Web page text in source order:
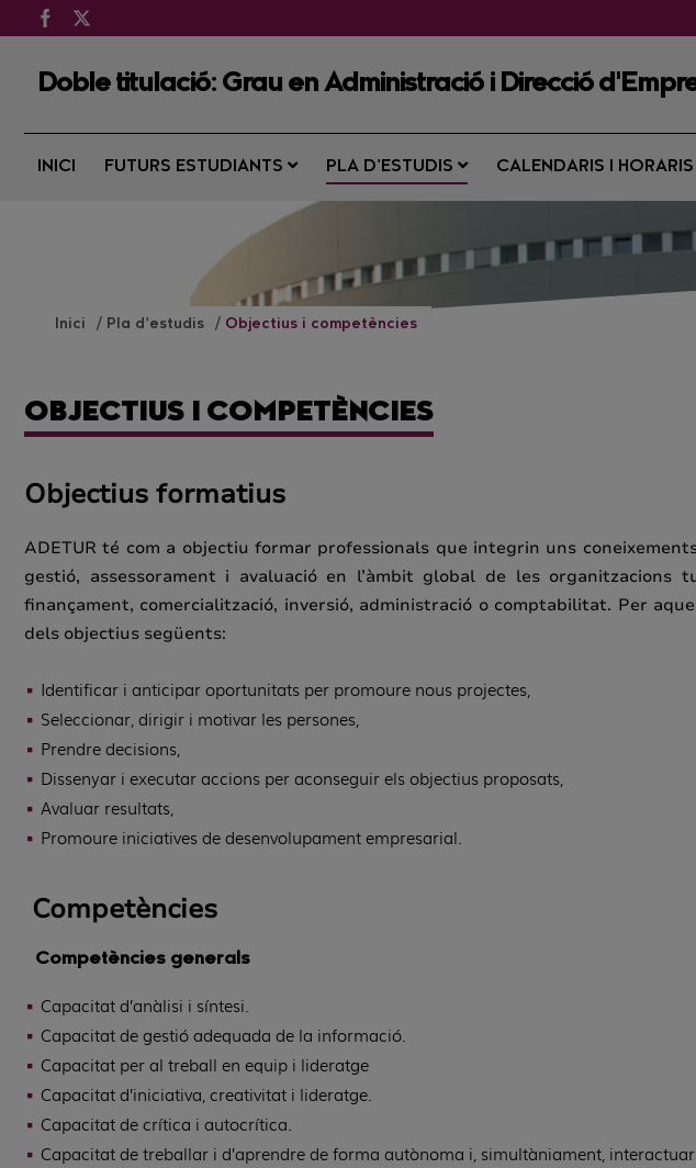
Doble titulació: Grau en Administració i Direcció
INICI FUTURS ESTUDIANTS PLA D’ESTUDIS CALENDARIS I HORARIS
Inici Pla d’estudis Objectius i competències
OBJECTIUS I COMPETÈNCIES
Objectius formatius
ADETUR té com a objectiu formar professionals que integrin uns
gestió, assessorament i avaluació en l’àmbit global de les
finançament, comercialització, inversió, administració o comptabilitat. Per
dels objectius següents:
Identificar i anticipar oportunitats per promoure nous projectes,
Seleccionar, dirigir i motivar les persones,
Prendre decisions,
Dissenyar i executar accions per aconseguir els objectius proposats,
Avaluar resultats,
Promoure iniciatives de desenvolupament empresarial.
Competències
Competències generals
Capacitat d’anàlisi i síntesi.
Capacitat de gestió adequada de la informació.
Capacitat per al treball en equip i lideratge
Capacitat d’iniciativa, creativitat i lideratge.
Capacitat de crítica i autocrítica.
Capacitat de treballar i d’aprendre de forma autònoma i, simultàniament,